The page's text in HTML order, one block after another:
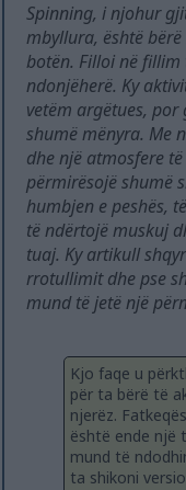
Spinning, i njohur
mbyllura, është
botën. Filloi në fillim
ndonjëherë. Ky
vetëm argëtues,
shumë mënyra. Me
dhe një atmosfere
përmirësojë shumë
humbjen e peshës,
të ndërtojë muskuj
tuaj. Ky artikull
rrotullimit dhe pse
mund të jetë një
Kjo faqe u
për ta bërë të
njerëz.
është ende një
mund të
ta shikoni